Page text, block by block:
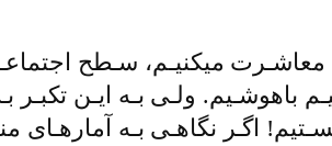
میکنیـم، سـطح
ولـی بـه ایـن تکبـر
اگـر نگاهـی بـه